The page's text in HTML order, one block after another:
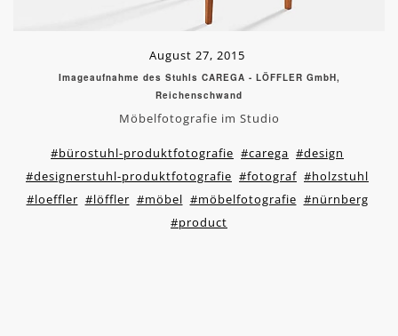
August 27, 2015
Imageaufnahme des Stuhls CAREGA - LÖFFLER GmbH,
Reichenschwand
Möbelfotografie im Studio
#bürostuhl-produktfotografie #carega #design
#designerstuhl-produktfotografie #fotograf #holzstuhl
#loeffler #löffler #möbel #möbelfotografie #nürnberg
#product